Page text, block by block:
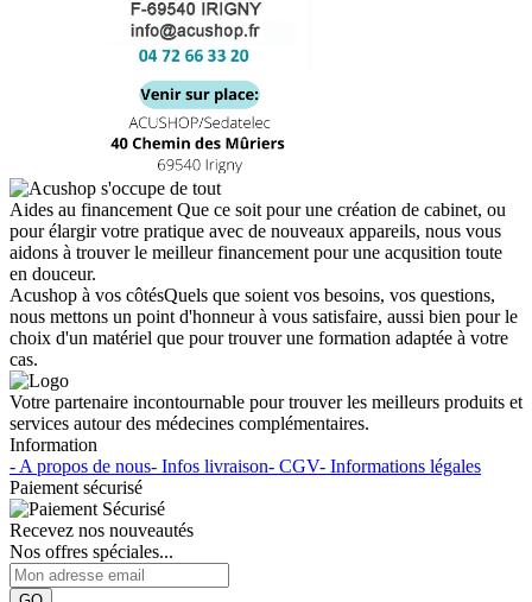
Aides au financement Que ce soit pour une création de cabinet, ou
pour élargir votre pratique avec de nouveaux appareils, nous vous
aidons à trouver le meilleur financement pour une acqusition toute
en douceur.
Acushop à vos côtésQuels que soient vos besoins, vos questions,
nous mettons un point d'honneur à vous satisfaire, aussi bien pour le
choix d'un matériel que pour trouver une formation adaptée à votre
cas.
Votre partenaire incontournable pour trouver les meilleurs produits et
services autour des médecines complémentaires.
Information
- A propos de nous- Infos livraison- CGV- Informations légales
Paiement sécurisé
Recevez nos nouveautés
Nos offres spéciales...